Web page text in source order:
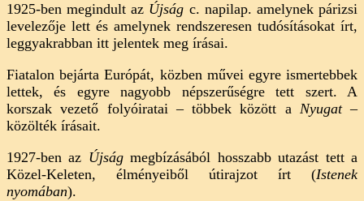
1925-ben megindult az Újság c. napilap. amelynek párizsi
levelezője lett és amelynek rendszeresen tudósításokat írt,
leggyakrabban itt jelentek meg írásai.
Fiatalon bejárta Európát, közben művei egyre ismertebbek
lettek, és egyre nagyobb népszerűségre tett szert. A
korszak vezető folyóiratai – többek között a Nyugat–
közölték írásait.
1927-ben az Újságmegbízásából hosszabb utazást tett a
Közel-Keleten, élményeiből útirajzot írt (Istenek
nyomában).